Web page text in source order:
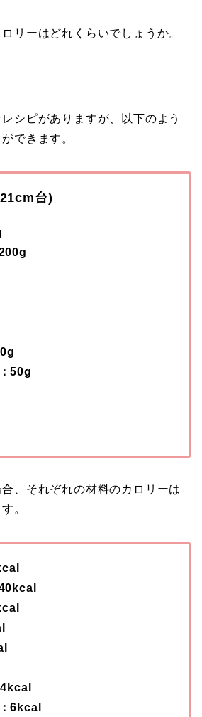
リーはどれくらいでしょうか。
シピがありますが、以下のよう
できます。
台)
50g
、それぞれの材料のカロリーは
。
6kcal